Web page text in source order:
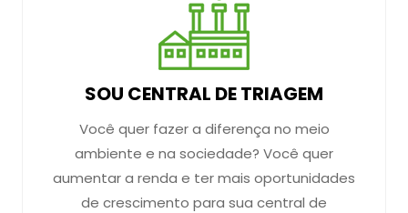
SOU CENTRAL DE TRIAGEM
Você quer fazer a diferença no meio
ambiente e na sociedade? Você quer
aumentar a renda e ter mais oportunidades
de crescimento para sua central de